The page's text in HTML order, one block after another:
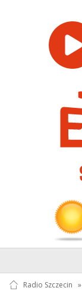
Radio Szczecin »